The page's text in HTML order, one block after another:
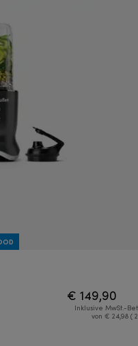
€ 149,90
Inklusive MwSt.-
von € 24,98 (